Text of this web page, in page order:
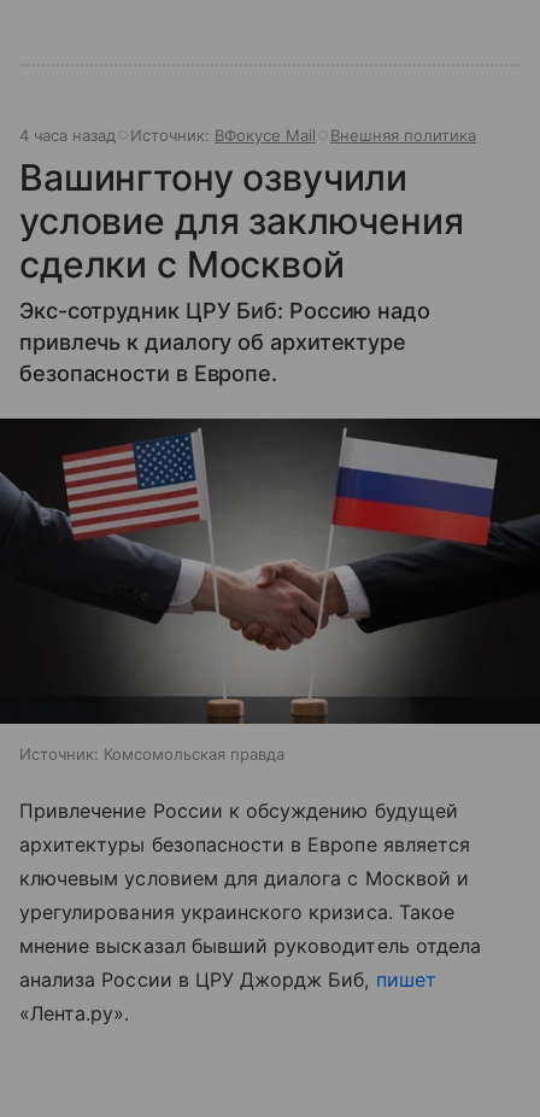
4 часа назад Источник: ВФокусе Mail Внешняя политика
Вашингтону озвучили
условие для заключения
сделки с Москвой
Экс-сотрудник ЦРУ Биб: Россию надо
привлечь к диалогу об архитектуре
безопасности в Европе.
Источник: Комсомольская правда
Привлечение России к обсуждению будущей
архитектуры безопасности в Европе является
ключевым условием для диалога с Москвой и
урегулирования украинского кризиса. Такое
мнение высказал бывший руководитель отдела
анализа России в ЦРУ Джордж Биб, пишет
«Лента.ру».